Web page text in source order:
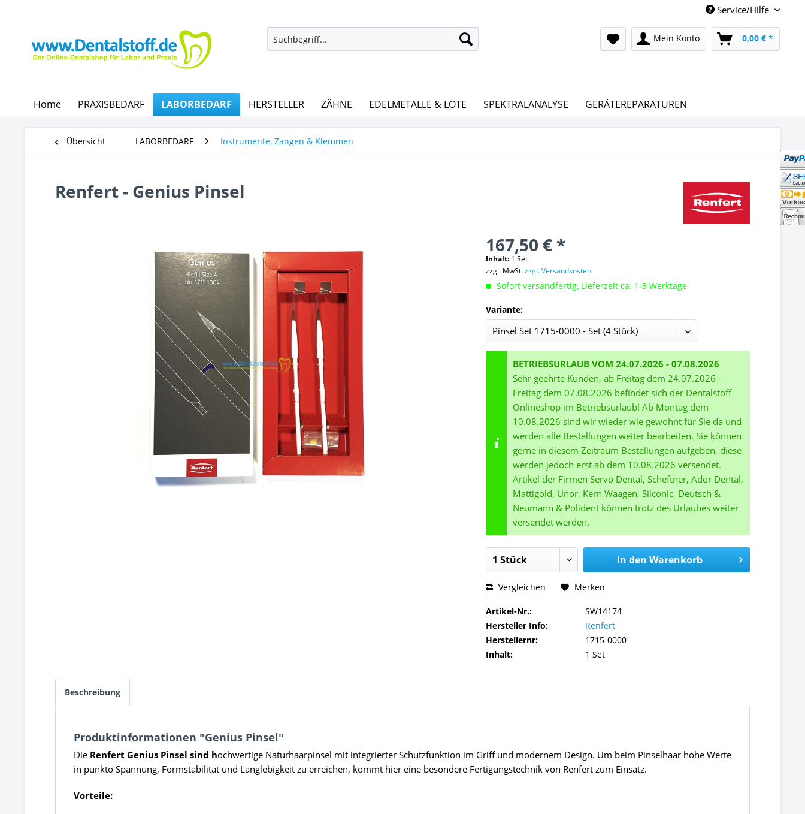
Service/Hilfe
Mein Konto 0,00 € *
Home PRAXISBEDARF LABORBEDARF HERSTELLER ZÄHNE EDELMETALLE & LOTE SPEKTRALANALYSE GERÄTEREPARATUREN
Übersicht LABORBEDARF Instrumente, Zangen & Klemmen
Renfert - Genius Pinsel
167,50 € *
Inhalt: 1 Set
zzgl. MwSt.zzgl. Versandkosten
Sofort versandfertig, Lieferzeit ca. 1-3 Werktage
Variante:
BETRIEBSURLAUB VOM 24.07.2026 - 07.08.2026
Sehr geehrte Kunden, ab Freitag dem 24.07.2026 -
Freitag dem 07.08.2026 befindet sich der Dentalstoff
Onlineshop im Betriebsurlaub! Ab Montag dem
10.08.2026 sind wir wieder wie gewohnt für Sie da und
werden alle Bestellungen weiter bearbeiten. Sie können
gerne in diesem Zeitraum Bestellungen aufgeben, diese
werden jedoch erst ab dem 10.08.2026 versendet.
Artikel der Firmen Servo Dental, Scheftner, Ador Dental,
Mattigold, Unor, Kern Waagen, Silconic, Deutsch &
Neumann & Polident können trotz des Urlaubes weiter
versendet werden.
In den Warenkorb
Vergleichen Merken
Artikel-Nr.:
SW14174
Hersteller Info:
Renfert
Herstellernr:
1715-0000
Inhalt:
1 Set
Beschreibung
Produktinformationen "Genius Pinsel"
Die Renfert Genius Pinsel sind hochwertige Naturhaarpinsel mit integrierter Schutzfunktion im Griff und modernem Design. Um beim Pinselhaar hohe Werte
in punkto Spannung, Formstabilität und Langlebigkeit zu erreichen, kommt hier eine besondere Fertigungstechnik von Renfert zum Einsatz.
Vorteile: